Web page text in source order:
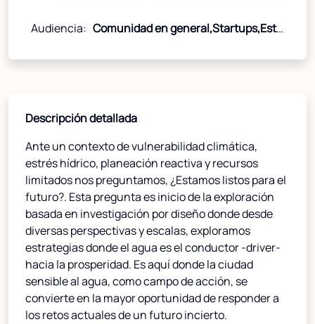
Audiencia: Comunidad en general,Startups,Estudiantes,Egresados
Descripción detallada
Ante un contexto de vulnerabilidad climática,
estrés hídrico, planeación reactiva y recursos
limitados nos preguntamos, ¿Estamos listos para el
futuro?. Esta pregunta es inicio de la exploración
basada en investigación por diseño donde desde
diversas perspectivas y escalas, exploramos
estrategias donde el agua es el conductor -driver-
hacia la prosperidad. Es aquí donde la ciudad
sensible al agua, como campo de acción, se
convierte en la mayor oportunidad de responder a
los retos actuales de un futuro incierto.